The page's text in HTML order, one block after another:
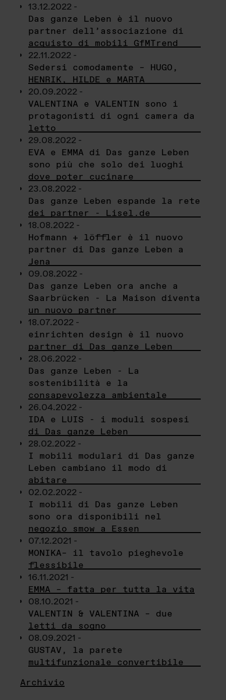
13.12.2022 -
Das ganze Leben è il nuovo
partner dell’associazione di
acquisto di mobili GfMTrend
22.11.2022 -
Sedersi comodamente – HUGO,
HENRIK, HILDE e MARTA
20.09.2022 -
VALENTINA e VALENTIN sono i
protagonisti di ogni camera da
letto
29.08.2022 -
EVA e EMMA di Das ganze Leben
sono più che solo dei luoghi
dove poter cucinare
23.08.2022 -
Das ganze Leben espande la rete
dei partner - Lisel.de
18.08.2022 -
Hofmann + löffler è il nuovo
partner di Das ganze Leben a
Jena
09.08.2022 -
Das ganze Leben ora anche a
Saarbrücken - La Maison diventa
un nuovo partner
18.07.2022 -
einrichten design è il nuovo
partner di Das ganze Leben
28.06.2022 -
Das ganze Leben - La
sostenibilità e la
consapevolezza ambientale
26.04.2022 -
IDA e LUIS - i moduli sospesi
di Das ganze Leben
28.02.2022 -
I mobili modulari di Das ganze
Leben cambiano il modo di
abitare
02.02.2022 -
I mobili di Das ganze Leben
sono ora disponibili nel
negozio smow a Essen
07.12.2021 -
MONIKA– il tavolo pieghevole
flessibile
16.11.2021 -
EMMA – fatta per tutta la vita
08.10.2021 -
VALENTIN & VALENTINA – due
letti da sogno
08.09.2021 -
GUSTAV, la parete
multifunzionale convertibile
Archivio